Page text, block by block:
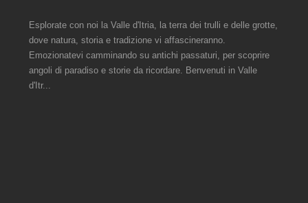
Esplorate con noi la Valle d'Itria, la terra dei trulli e delle grotte,
dove natura, storia e tradizione vi affascineranno.
Emozionatevi camminando su antichi passaturi, per scoprire
angoli di paradiso e storie da ricordare. Benvenuti in Valle
d'Itr...